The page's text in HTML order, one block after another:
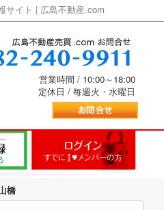
サイト | 広島不動産.com
営業時間 / 10:00～18:00
定休日 / 毎週火・水曜日
橋